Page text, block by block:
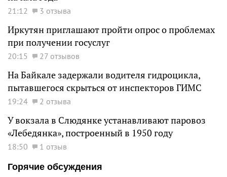
21:12 3 отзыва
Иркутян приглашают пройти опрос о проблемах
при получении госуслуг
20:15 27 отзывов
На Байкале задержали водителя гидроцикла,
пытавшегося скрыться от инспекторов ГИМС
19:24 2 отзыва
У вокзала в Слюдянке устанавливают паровоз
«Лебедянка», построенный в 1950 году
18:50
1 отзыв
Горячие обсуждения